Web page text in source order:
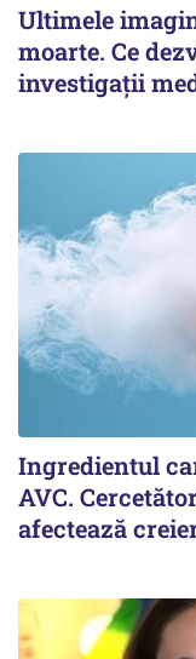
Ultimele
moarte. Ce
investigații
Ingredientul
AVC.
afectează